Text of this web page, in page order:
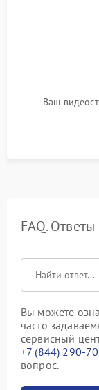
Ваш
FAQ.
Вы можете
часто
сервисный
+7 (844) 290-
вопрос.